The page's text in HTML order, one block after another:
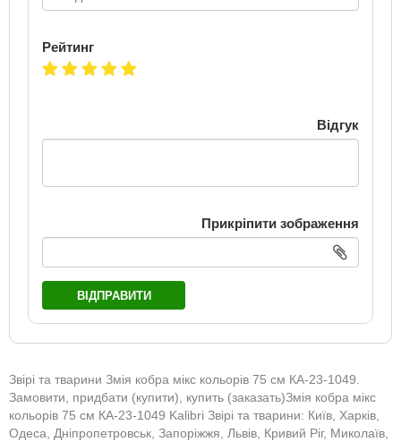
Рейтинг
Відгук
Прикріпити зображення
ВІДПРАВИТИ
Звірі та тварини Змія кобра мікс кольорів 75 см КА-23-1049.
Замовити, придбати (купити), купить (заказать)Змія кобра мікс
кольорів 75 см КА-23-1049 Kalibri Звірі та тварини: Київ, Харків,
Одеса, Дніпропетровськ, Запоріжжя, Львів, Кривий Ріг, Миколаїв,